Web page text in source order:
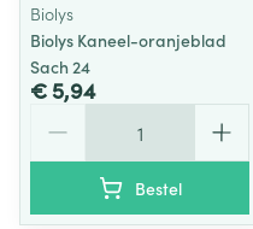
Biolys
Biolys Kaneel-oranjeblad
Sach 24
€ 5,94
Bestel